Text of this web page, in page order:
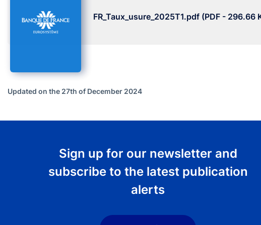
FR_Taux_usure_2025T1.pdf (PDF - 296.66
Updated on the 27th of December 2024
Sign up for our newsletter and
subscribe to the latest publication
alerts